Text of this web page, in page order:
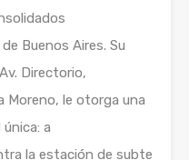
Buenos Aires. Su
Directorio,
Moreno, le otorga una
a
la estación de subte